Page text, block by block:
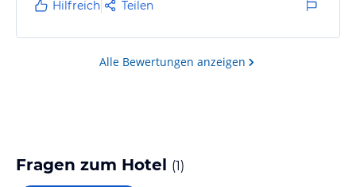
Frühstück in bester Qualität war der richtige Start in
den Tag. Die Lage des Hotels ist ideal, gleich neben
dem Kurpark , nicht weit entfernt von der Haltestelle
Hilfreich Teilen
Alle Bewertungen anzeigen
Fragen zum Hotel (1)